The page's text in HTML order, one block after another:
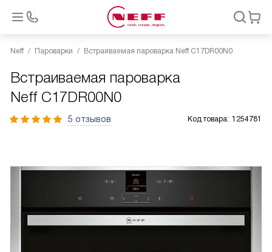
Neff Пароварки Встраиваемая пароварка Neff C17DR00N0
Встраиваемая пароварка
Neff C17DR00N0
5 отзывов Код товара: 1254781